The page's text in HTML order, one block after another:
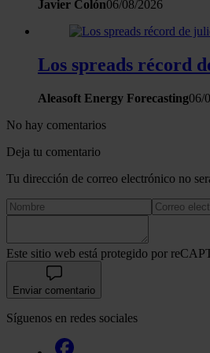
Javier Colón06/08/2026
Los spreads récord
Aleasoft Energy Forecasting06/
No hay comentarios
Deja tu comentario
Tu dirección de correo electrónico no
Este sitio web está protegido por
Enviar comentario
Síguenos en redes sociales